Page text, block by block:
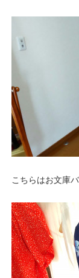
こちらはお文庫